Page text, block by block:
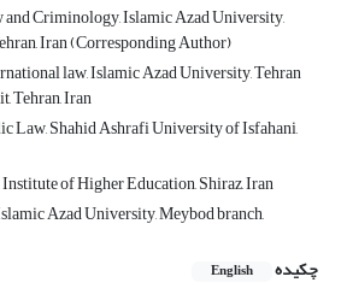
Criminology, Islamic Azad University,
Iran (Corresponding Author)
law, Islamic Azad University, Tehran
Tehran, Iran
Law, Shahid Ashrafi University of Isfahani,
of Higher Education, Shiraz, Iran
Azad University, Meybod branch,
چکیده
English